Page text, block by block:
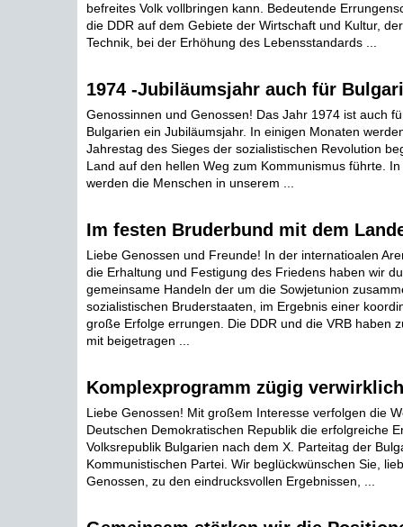
befreites Volk vollbringen kann. Bedeutende
die DDR auf dem Gebiete der Wirtschaft und Kultur,
Technik, bei der Erhöhung des Lebensstandards ...
1974 -Jubiläumsjahr auch für
Genossinnen und Genossen! Das Jahr 1974 ist auch
Bulgarien ein Jubiläumsjahr. In einigen Monaten
Jahrestag des Sieges der sozialistischen Revolution
Land auf den hellen Weg zum Kommunismus führte.
werden die Menschen in unserem ...
Im festen Bruderbund mit dem
Liebe Genossen und Freunde! In der internatioalen
die Erhaltung und Festigung des Friedens haben wir
gemeinsame Handeln der um die Sowjetunion
sozialistischen Bruderstaaten, im Ergebnis einer
große Erfolge errungen. Die DDR und die VRB haben
mit beigetragen ...
Komplexprogramm zügig
Liebe Genossen! Mit großem Interesse verfolgen die
Deutschen Demokratischen Republik die erfolgreiche
Volksrepublik Bulgarien nach dem X. Parteitag der
Kommunistischen Partei. Wir beglückwünschen Sie,
Genossen, zu den eindrucksvollen Ergebnissen, ...